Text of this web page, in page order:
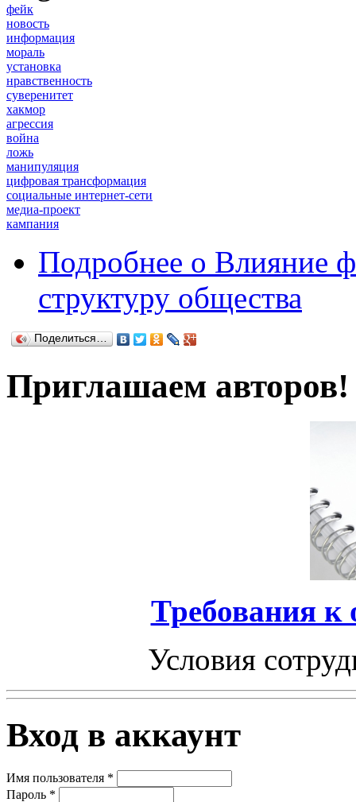
фейк
новость
информация
мораль
установка
нравственность
суверенитет
хакмор
агрессия
война
ложь
манипуляция
цифровая трансформация
социальные интернет-сети
медиа-проект
кампания
Подробнее о Влияние
структуру общества
Поделиться…
Приглашаем авторов!
Требования к
Условия
Вход в аккаунт
Имя пользователя *
Пароль *